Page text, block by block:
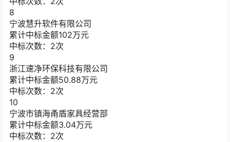
8
宁波慧升软件有限公司
累计中标金额102万元
中标次数：2次
9
浙江速净环保科技有限公司
累计中标金额50.88万元
中标次数：2次
10
宁波市镇海甬盾家具经营部
累计中标金额3.04万元
中标次数：2次